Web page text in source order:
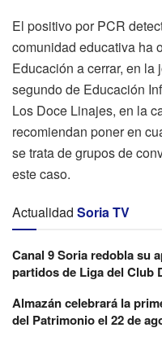
El positivo por PCR
comunidad educativa ha
Educación a cerrar, en la
segundo de Educación
Los Doce Linajes, en la
recomiendan poner en
se trata de grupos de
este caso.
Actualidad Soria TV
Canal 9 Soria redobla su
partidos de Liga del Club
Almazán celebrará la
del Patrimonio el 22 de